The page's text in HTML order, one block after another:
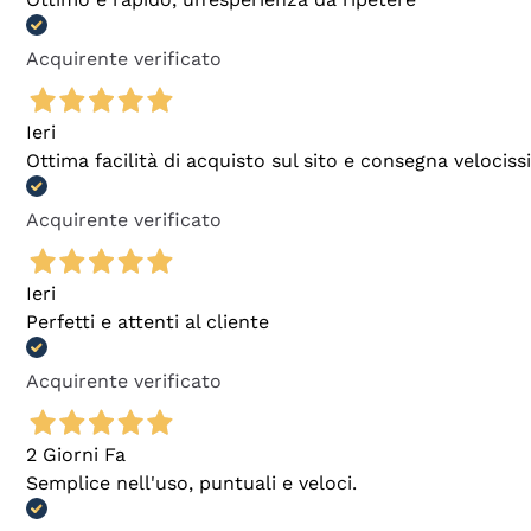
Acquirente verificato
Ieri
Ottima facilità di acquisto sul sito e consegna
Acquirente verificato
Ieri
Perfetti e attenti al cliente
Acquirente verificato
2 Giorni Fa
Semplice nell'uso, puntuali e veloci.